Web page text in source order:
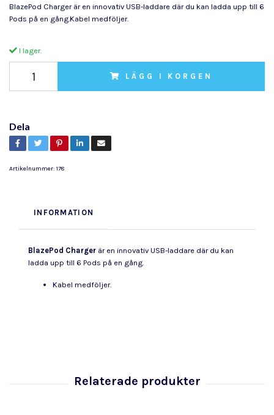
BlazePod Charger är en innovativ USB-laddare där du kan ladda upp till 6
Pods på en gång.Kabel medföljer.
I lager.
LÄGG I KORGEN
Dela
Artikelnummer: 178
INFORMATION
BlazePod Charger är en innovativ USB-laddare där du kan
ladda upp till 6 Pods på en gång.
Kabel medföljer.